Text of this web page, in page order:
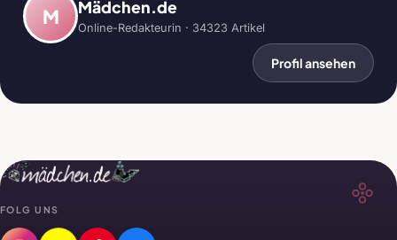
M Mädchen.de
Online-Redakteurin · 34323 Artikel
Profil ansehen
FOLG UNS